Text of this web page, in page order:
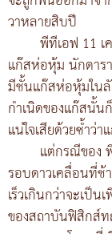
วาหลายสิบปี
พีทีเอฟ 11 เ
แก๊สห่อหุ้ม นักดาร
มีชั้นแก๊สห่อหุ้มใน
กำเนิดของแก๊สนั้น
แน่ใจเสียด้วยซ้ำว่
แต่กรณีของ
รอบดาวเคลื่อนที่ช้
เร็วเกินกว่าจะเป็
ของสถาบันฟิสิกส์